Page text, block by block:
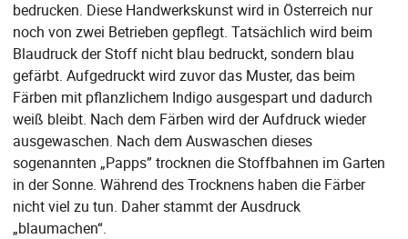
bedrucken. Diese Handwerkskunst wird in Österreich nur
noch von zwei Betrieben gepflegt. Tatsächlich wird beim
Blaudruck der Stoff nicht blau bedruckt, sondern blau
gefärbt. Aufgedruckt wird zuvor das Muster, das beim
Färben mit pflanzlichem Indigo ausgespart und dadurch
weiß bleibt. Nach dem Färben wird der Aufdruck wieder
ausgewaschen. Nach dem Auswaschen dieses
sogenannten „Papps” trocknen die Stoffbahnen im Garten
in der Sonne. Während des Trocknens haben die Färber
nicht viel zu tun. Daher stammt der Ausdruck
„blaumachen“.